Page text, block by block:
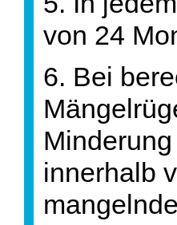
von 24
6. Bei
innerhalb